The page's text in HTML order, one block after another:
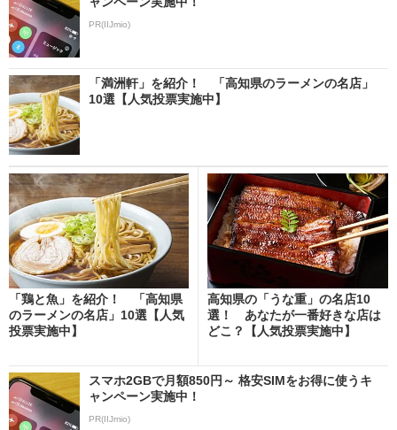
PR(IIJmio)
「満洲軒」を紹介！ 「高知県のラーメンの名店」
10選【人気投票実施中】
「鶏と魚」を紹介！ 「高知県
のラーメンの名店」10選【人気
投票実施中】
高知県の「うな重」の名店10
選！ あなたが一番好きな店は
どこ？【人気投票実施中】
スマホ2GBで月額850円～ 格安SIMをお得に使うキ
ャンペーン実施中！
PR(IIJmio)